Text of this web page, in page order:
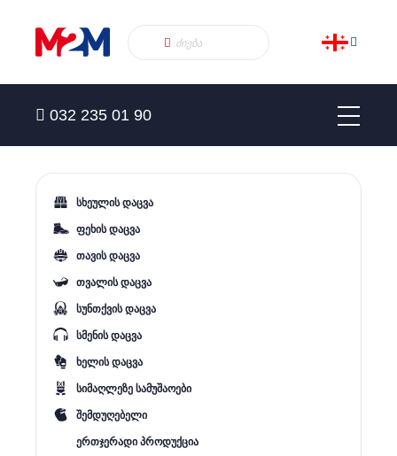
032 235 01 90
სხეულის დაცვა
ფეხის დაცვა
თავის დაცვა
თვალის დაცვა
სუნთქვის დაცვა
სმენის დაცვა
ხელის დაცვა
სიმაღლეზე სამუშაოები
შემდუღებელი
ერთჯერადი პროდუქცია